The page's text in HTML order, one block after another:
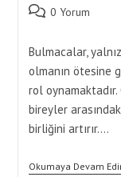
Post 0 Yorum
Bulmacalar,
olmanın ötesine
rol
bireyler
birliğini artırır.…
Okumaya Devam